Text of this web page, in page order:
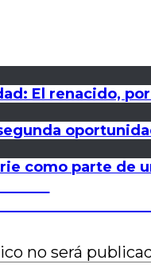
El renacido,
como parte de
no será